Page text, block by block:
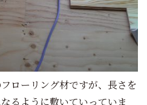
ローリング材ですが、長さを
るように敷いていっていま